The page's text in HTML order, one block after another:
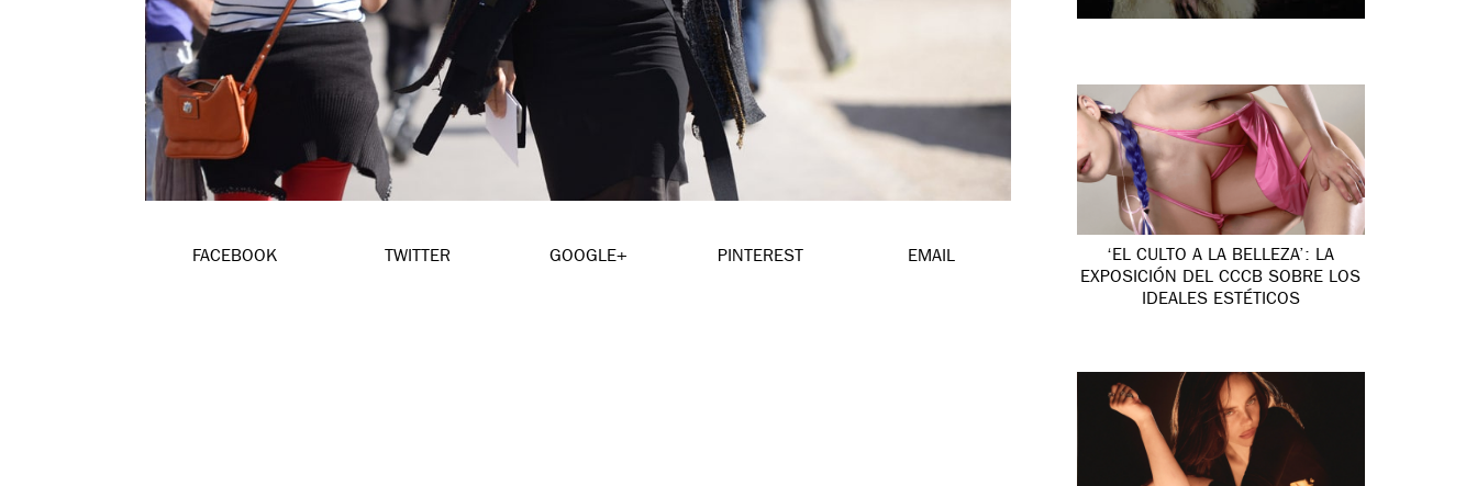
FACEBOOK TWITTER GOOGLE+ PINTEREST EMAIL
‘EL CULTO A LA BELLEZA’: LA
EXPOSICIÓN DEL CCCB SOBRE LOS
IDEALES ESTÉTICOS